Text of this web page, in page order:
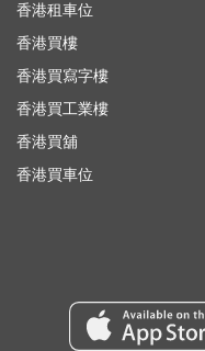
香港租車位
香港買樓
香港買寫字樓
香港買工業樓
香港買舖
香港買車位